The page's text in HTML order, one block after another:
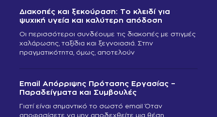
Διακοπές και ξεκούραση: Το κλειδί για
ψυχική υγεία και καλύτερη απόδοση
Οι περισσότεροι συνδέουμε τις διακοπές με στιγμές
χαλάρωσης, ταξίδια και ξεγνοιασιά. Στην
πραγματικότητα, όμως, αποτελούν
Email Απόρριψης Πρότασης Εργασίας –
Παραδείγματα και Συμβουλές
Γιατί είναι σημαντικό το σωστό email Όταν
αποφασίσετε να μην αποδεχθείτε μια θέση